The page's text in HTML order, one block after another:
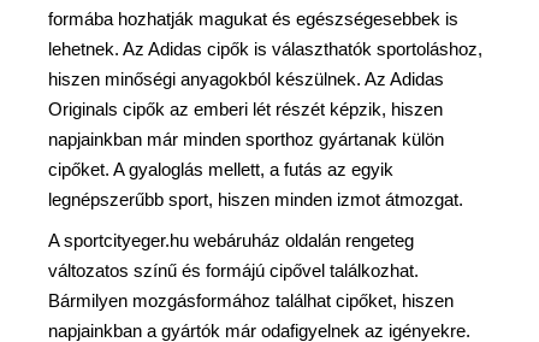
formába hozhatják magukat és egészségesebbek is
lehetnek. Az Adidas cipők is választhatók sportoláshoz,
hiszen minőségi anyagokból készülnek. Az Adidas
Originals cipők az emberi lét részét képzik, hiszen
napjainkban már minden sporthoz gyártanak külön
cipőket. A gyaloglás mellett, a futás az egyik
legnépszerűbb sport, hiszen minden izmot átmozgat.
A sportcityeger.hu webáruház oldalán rengeteg
változatos színű és formájú cipővel találkozhat.
Bármilyen mozgásformához találhat cipőket, hiszen
napjainkban a gyártók már odafigyelnek az igényekre.